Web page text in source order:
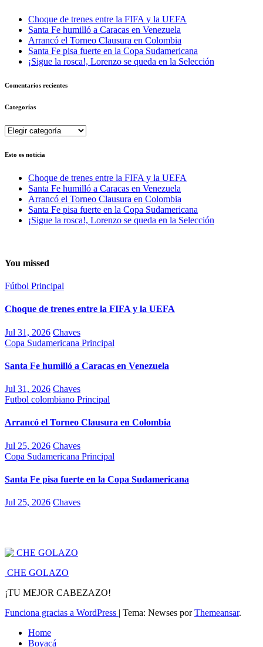
Choque de trenes entre la FIFA y la UEFA
Santa Fe humilló a Caracas en Venezuela
Arrancó el Torneo Clausura en Colombia
Santa Fe pisa fuerte en la Copa Sudamericana
¡Sigue la rosca!, Lorenzo se queda en la Selección
Comentarios recientes
Categorías
Categorías
Esto es noticia
Choque de trenes entre la FIFA y la UEFA
Santa Fe humilló a Caracas en Venezuela
Arrancó el Torneo Clausura en Colombia
Santa Fe pisa fuerte en la Copa Sudamericana
¡Sigue la rosca!, Lorenzo se queda en la Selección
You missed
Fútbol Principal
Choque de trenes entre la FIFA y la UEFA
Jul 31, 2026 Chaves
Copa Sudamericana Principal
Santa Fe humilló a Caracas en Venezuela
Jul 31, 2026 Chaves
Futbol colombiano Principal
Arrancó el Torneo Clausura en Colombia
Jul 25, 2026 Chaves
Copa Sudamericana Principal
Santa Fe pisa fuerte en la Copa Sudamericana
Jul 25, 2026 Chaves
CHE GOLAZO
¡TU MEJOR CABEZAZO!
Funciona gracias a WordPress | Tema: Newses porThemeansar.
Home
Boyacá